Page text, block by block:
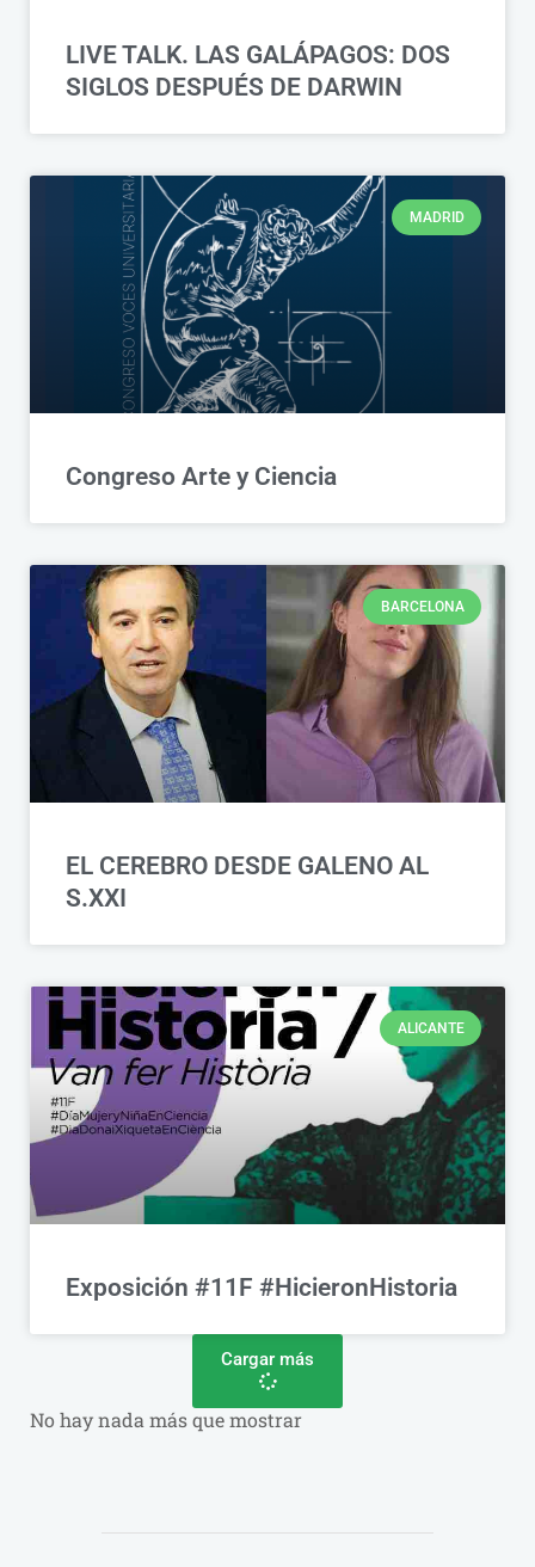
LIVE TALK. LAS GALÁPAGOS: DOS
SIGLOS DESPUÉS DE DARWIN
MADRID
Congreso Arte y Ciencia
BARCELONA
EL CEREBRO DESDE GALENO AL
S.XXI
ALICANTE
Exposición #11F #HicieronHistoria
Cargar más
No hay nada más que mostrar